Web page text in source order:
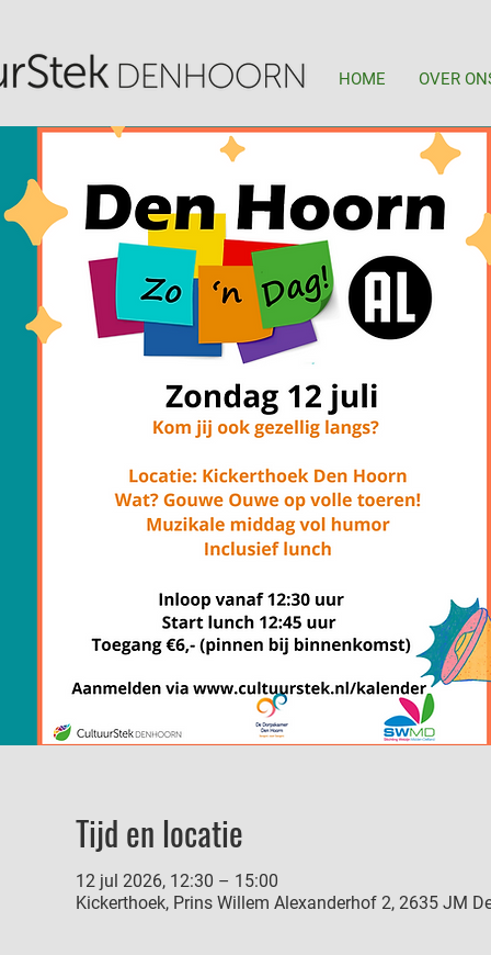
HOME OVER
Tijd en locatie
12 jul 2026, 12:30 – 15:00
Kickerthoek, Prins Willem Alexanderhof 2, 2635 JM